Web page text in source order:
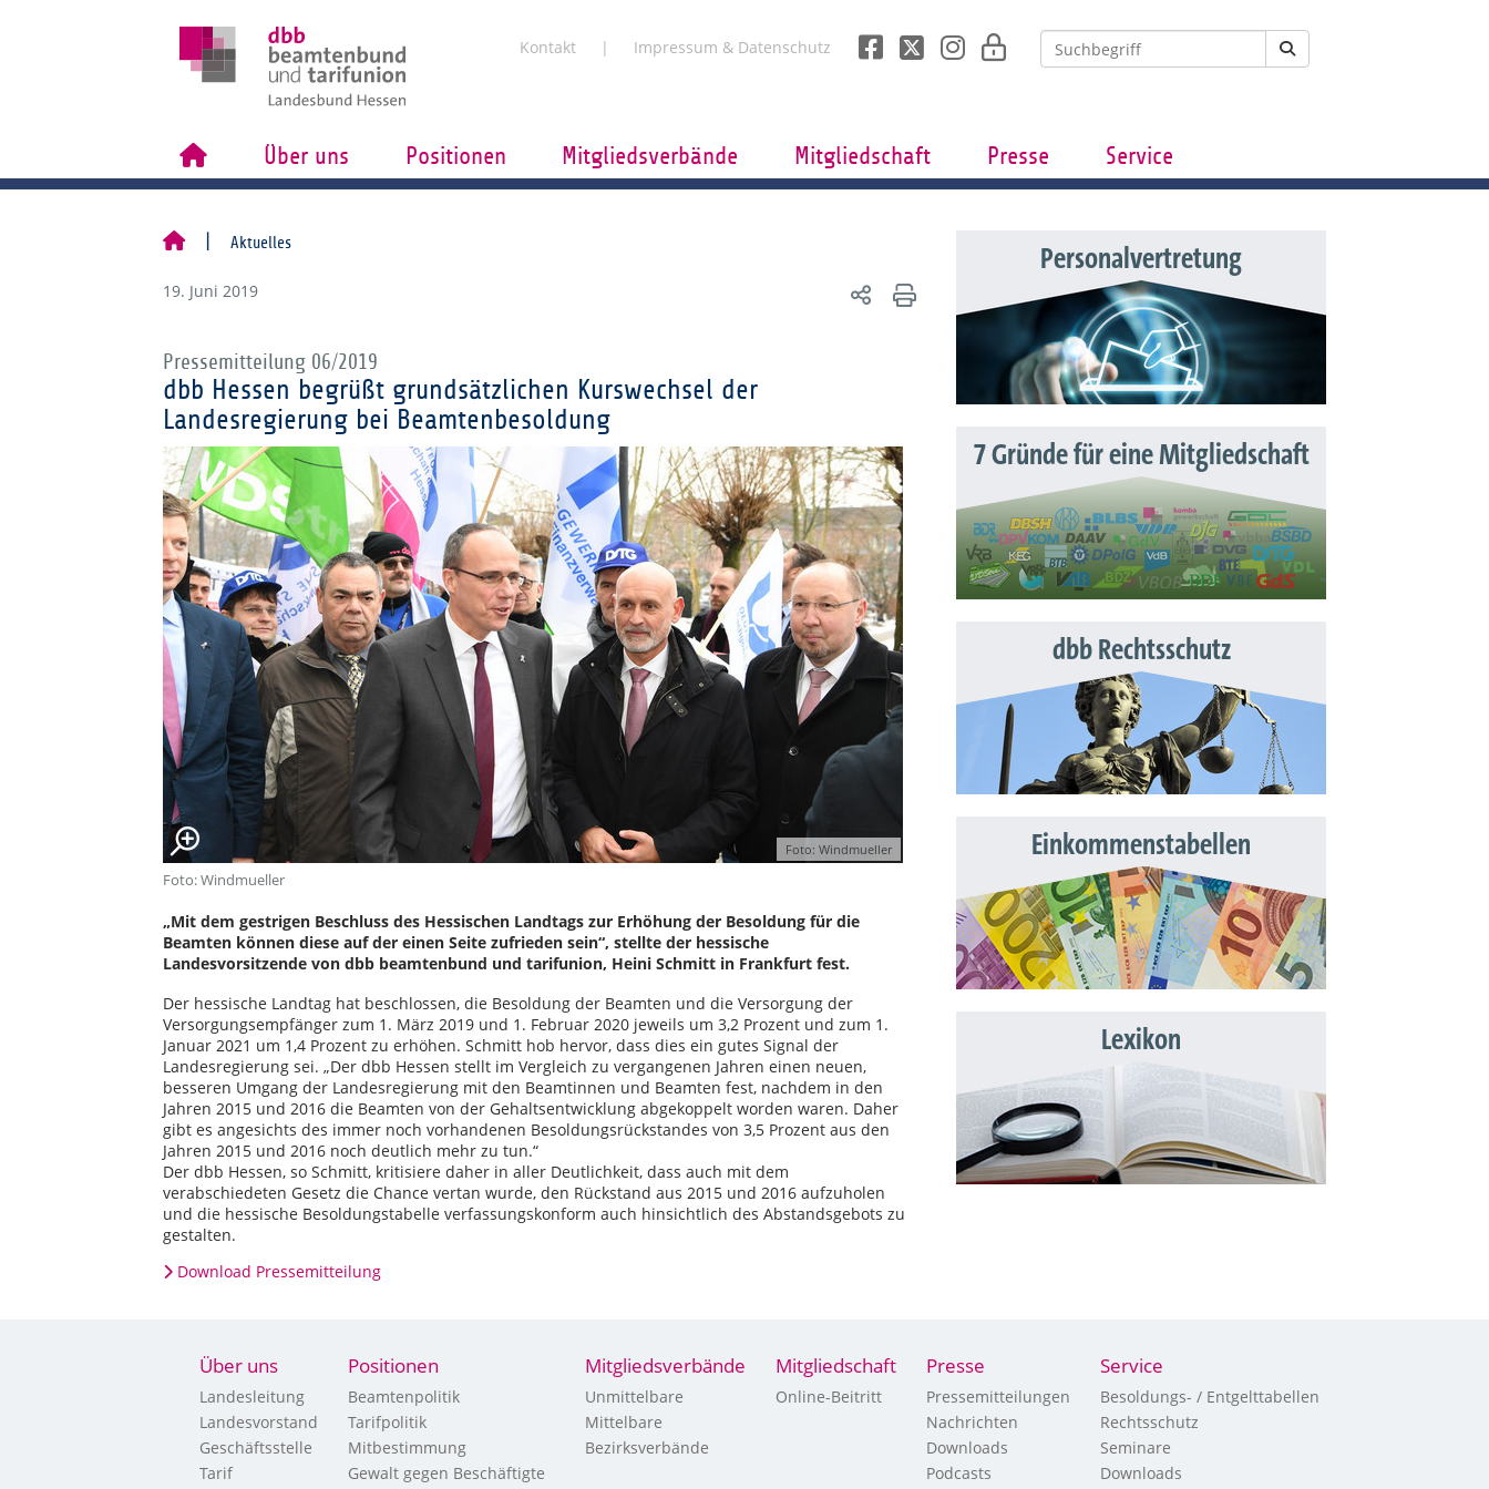
Kontakt Impressum & Datenschutz
Über uns Positionen Mitgliedsverbände Mitgliedschaft Presse Service
Aktuelles
19. Juni 2019
Pressemitteilung 06/2019
dbb Hessen begrüßt grundsätzlichen Kurswechsel der
Landesregierung bei Beamtenbesoldung
Foto: Windmueller
Foto: Windmueller
„Mit dem gestrigen Beschluss des Hessischen Landtags zur Erhöhung der Besoldung für die
Beamten können diese auf der einen Seite zufrieden sein“, stellte der hessische
Landesvorsitzende von dbb beamtenbund und tarifunion, Heini Schmitt in Frankfurt fest.
Der hessische Landtag hat beschlossen, die Besoldung der Beamten und die Versorgung der
Versorgungsempfänger zum 1. März 2019 und 1. Februar 2020 jeweils um 3,2 Prozent und zum 1.
Januar 2021 um 1,4 Prozent zu erhöhen. Schmitt hob hervor, dass dies ein gutes Signal der
Landesregierung sei. „Der dbb Hessen stellt im Vergleich zu vergangenen Jahren einen neuen,
besseren Umgang der Landesregierung mit den Beamtinnen und Beamten fest, nachdem in den
Jahren 2015 und 2016 die Beamten von der Gehaltsentwicklung abgekoppelt worden waren. Daher
gibt es angesichts des immer noch vorhandenen Besoldungsrückstandes von 3,5 Prozent aus den
Jahren 2015 und 2016 noch deutlich mehr zu tun.“
Der dbb Hessen, so Schmitt, kritisiere daher in aller Deutlichkeit, dass auch mit dem
verabschiedeten Gesetz die Chance vertan wurde, den Rückstand aus 2015 und 2016 aufzuholen
und die hessische Besoldungstabelle verfassungskonform auch hinsichtlich des Abstandsgebots zu
gestalten.
Download Pressemitteilung
Personalvertretung
7 Gründe für eine Mitgliedschaft
dbb Rechtsschutz
Einkommenstabellen
Lexikon
Über uns
Landesleitung
Landesvorstand
Geschäftsstelle
Tarif
Positionen
Beamtenpolitik
Tarifpolitik
Mitbestimmung
Gewalt gegen Beschäftigte
Mitgliedsverbände
Unmittelbare
Mittelbare
Bezirksverbände
Mitgliedschaft
Online-Beitritt
Presse
Pressemitteilungen
Nachrichten
Downloads
Podcasts
Service
Besoldungs- / Entgelttabellen
Rechtsschutz
Seminare
Downloads